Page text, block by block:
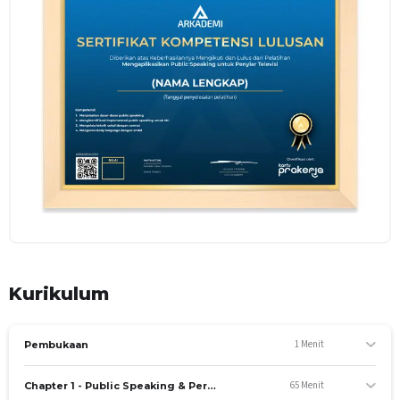
Menjelaskan dasar-dasar public speaking
Mengidentifikasi implementasi public speaking untuk
Mengelola teknik vokal dengan cermat
Mengelola body language dengan andal
A. Pengetahuan
Kompetensi yang dinilai
Public Speaking dan Personal Branding
Kompetensi yang dinilai
MC
Kurikulum
Pembukaan 1 Menit
Chapter 1 - Public Speaking & Personal Branding 65 Menit